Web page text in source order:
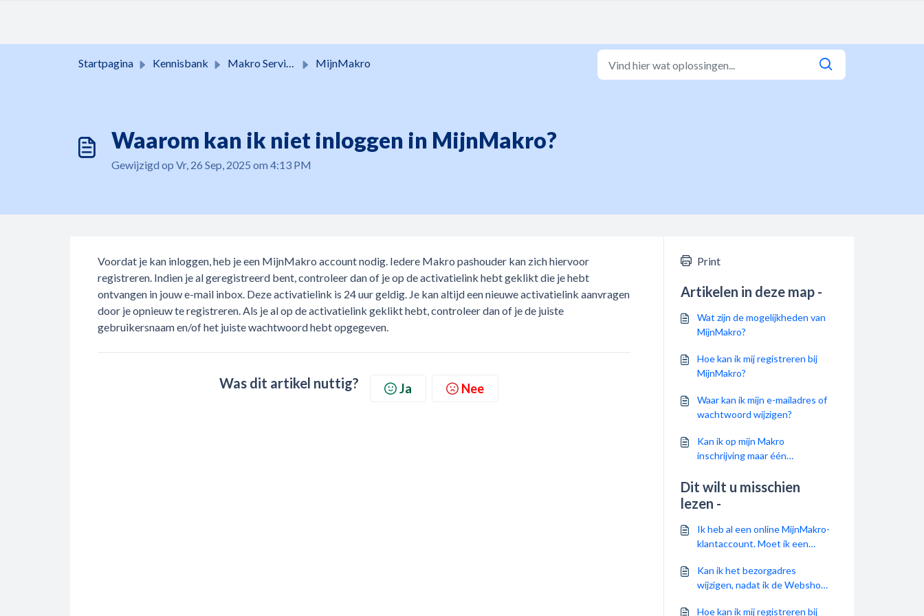
Startpagina Kennisbank Makro Services MijnMakro
Waarom kan ik niet inloggen in MijnMakro?
Gewijzigd op Vr, 26 Sep, 2025 om 4:13 PM
Voordat je kan inloggen, heb je een MijnMakro account nodig. Iedere Makro pashouder kan zich hiervoor
registreren. Indien je al geregistreerd bent, controleer dan of je op de activatielink hebt geklikt die je hebt
ontvangen in jouw e-mail inbox. Deze activatielink is 24 uur geldig. Je kan altijd een nieuwe activatielink aanvragen
door je opnieuw te registreren. Als je al op de activatielink geklikt hebt, controleer dan of je de juiste
gebruikersnaam en/of het juiste wachtwoord hebt opgegeven.
Was dit artikel nuttig? Ja Nee
Print
Artikelen in deze map -
Wat zijn de mogelijkheden van
MijnMakro?
Hoe kan ik mij registreren bij
MijnMakro?
Waar kan ik mijn e-mailadres of
wachtwoord wijzigen?
Kan ik op mijn Makro
inschrijving maar één
Dit wilt u misschien
lezen -
Ik heb al een online MijnMakro-
klantaccount. Moet ik een
voor de Makro Webshop?
Kan ik het bezorgadres
wijzigen, nadat ik de Webshop
Hoe kan ik mij registreren bij